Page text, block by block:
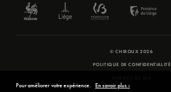
© CHIROUX 2026
POLITIQUE DE CONFIDENTIALITÉ
Pour améliorer votre expérience. En savoir plus ›